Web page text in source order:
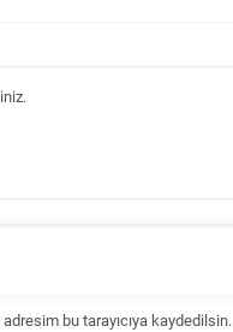
bu tarayıcıya kaydedilsin.